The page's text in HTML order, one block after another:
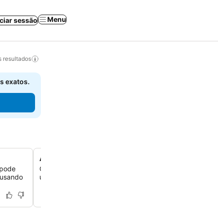
sessão Menu
resultados
exatos.
Ambientes com ar-condicionado
O apartamento é equipado com ar-condicionado, que
um ambiente confortável durante os dias mais quentes